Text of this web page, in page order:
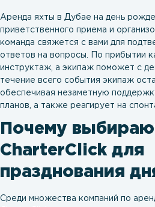
Аренда яхты в Дубае на день
приветственного приема и
команда свяжется с вами для
ответов на вопросы. По прибытии
инструктаж, а экипаж поможет с
течение всего события экипаж
обеспечивая незаметную
планов, а также реагирует на
Почему
CharterClick для
празднования
Среди множества компаний по